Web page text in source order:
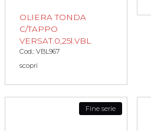
OLIERA TONDA
C/TAPPO
VERSAT.0,25l.VBL
Cod.: VBL967
scopri
Fine serie